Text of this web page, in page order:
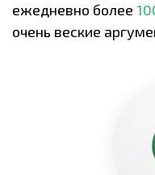
ежедневно более
очень веские